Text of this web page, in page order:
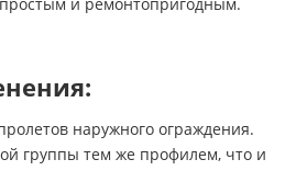
наружного ограждения.
группы тем же профилем, что и